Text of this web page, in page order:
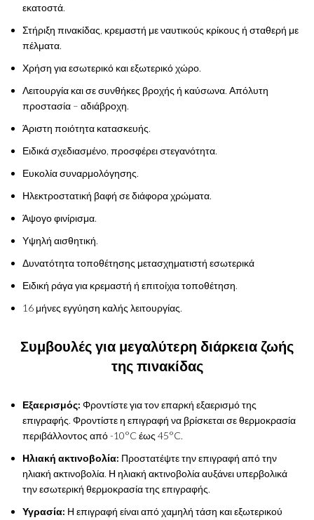
εκατοστά.
Στήριξη πινακίδας, κρεμαστή με ναυτικούς κρίκους ή σταθερή με
πέλματα.
Χρήση για εσωτερικό και εξωτερικό χώρο.
Λειτουργία και σε συνθήκες βροχής ή καύσωνα. Απόλυτη
προστασία – αδιάβροχη.
Άριστη ποιότητα κατασκευής.
Ειδικά σχεδιασμένο, προσφέρει στεγανότητα.
Ευκολία συναρμολόγησης.
Ηλεκτροστατική βαφή σε διάφορα χρώματα.
Άψογο φινίρισμα.
Υψηλή αισθητική.
Δυνατότητα τοποθέτησης μετασχηματιστή εσωτερικά
Ειδική ράγα για κρεμαστή ή επιτοίχια τοποθέτηση.
16 μήνες εγγύηση καλής λειτουργίας.
Συμβουλές για μεγαλύτερη διάρκεια ζωής
της πινακίδας
Εξαερισμός: Φροντίστε για τον επαρκή εξαερισμό της
επιγραφής. Φροντίστε η επιγραφή να βρίσκεται σε θερμοκρασία
περιβάλλοντος από -10°C έως 45°C.
Ηλιακή ακτινοβολία: Προστατέψτε την επιγραφή από την
ηλιακή ακτινοβολία. Η ηλιακή ακτινοβολία αυξάνει υπερβολικά
την εσωτερική θερμοκρασία της επιγραφής.
Υγρασία: Η επιγραφή είναι από χαμηλή τάση και εξωτερικού